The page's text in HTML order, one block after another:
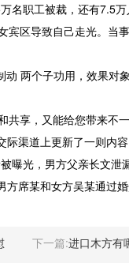
职工被裁，还有7.5万
区导致自己走光。当
两个子功用，效果对
享，又能给您带来不
渠道上更新了一则内容
光，男方父亲长文泄
席某和女方吴某通过婚
下一篇:进口木方有